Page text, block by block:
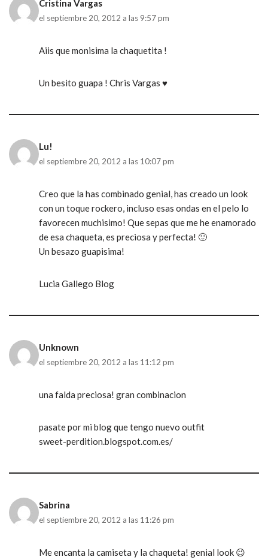
Cristina Vargas
el septiembre 20, 2012 a las 9:57 pm
Aiis que monisima la chaquetita !
Un besito guapa ! Chris Vargas ♥
Lu!
el septiembre 20, 2012 a las 10:07 pm
Creo que la has combinado genial, has creado un look
con un toque rockero, incluso esas ondas en el pelo lo
favorecen muchisimo! Que sepas que me he enamorado
de esa chaqueta, es preciosa y perfecta! 🙂
Un besazo guapisima!
Lucia Gallego Blog
Unknown
el septiembre 20, 2012 a las 11:12 pm
una falda preciosa! gran combinacion
pasate por mi blog que tengo nuevo outfit
sweet-perdition.blogspot.com.es/
Sabrina
el septiembre 20, 2012 a las 11:26 pm
Me encanta la camiseta y la chaqueta! genial look 😉